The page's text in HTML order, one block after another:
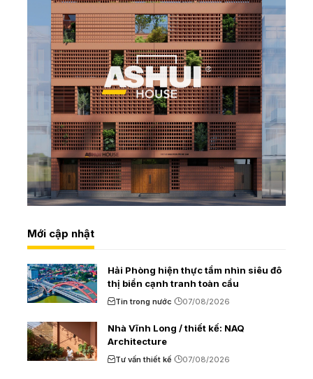
Mới cập nhật
Hải Phòng hiện thực tầm nhìn siêu đô
thị biển cạnh tranh toàn cầu
Tin trong nước 07/08/2026
Nhà Vĩnh Long / thiết kế: NAQ
Architecture
Tư vấn thiết kế 07/08/2026